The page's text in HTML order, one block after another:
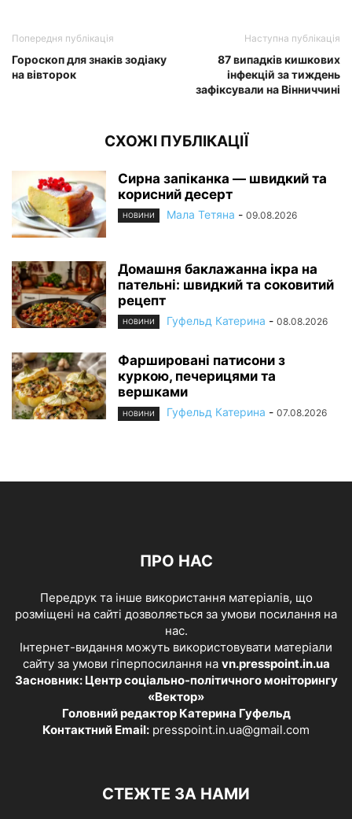
Попередня публікація
Гороскоп для знаків зодіаку
на вівторок
Наступна публікація
87 випадків кишкових
інфекцій за тиждень
зафіксували на Вінниччині
СХОЖІ ПУБЛІКАЦІЇ
Сирна запіканка — швидкий та
корисний десерт
НОВИНИ Мала Тетяна - 09.08.2026
Домашня баклажанна ікра на
пательні: швидкий та соковитий
рецепт
НОВИНИ Гуфельд Катерина - 08.08.2026
Фаршировані патисони з
куркою, печерицями та
вершками
НОВИНИ Гуфельд Катерина - 07.08.2026
ПРО НАС
Передрук та інше використання матеріалів, що
розміщені на сайті дозволяється за умови посилання на
нас.
Інтернет-видання можуть використовувати матеріали
сайту за умови гіперпосилання на vn.presspoint.in.ua
Засновник: Центр соціально-політичного моніторингу
«Вектор»
Головний редактор Катерина Гуфельд
Контактний Email: presspoint.in.ua@gmail.com
СТЕЖТЕ ЗА НАМИ